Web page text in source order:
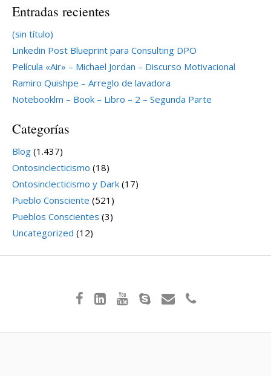
Entradas recientes
(sin título)
Linkedin Post Blueprint para Consulting DPO
Película «Air» – Michael Jordan – Discurso Motivacional
Ramiro Quishpe – Arreglo de lavadora
Notebooklm – Book – Libro – 2 – Segunda Parte
Categorías
Blog (1.437)
Ontosinclecticismo (18)
Ontosinclecticismo y Dark (17)
Pueblo Consciente (521)
Pueblos Conscientes (3)
Uncategorized (12)